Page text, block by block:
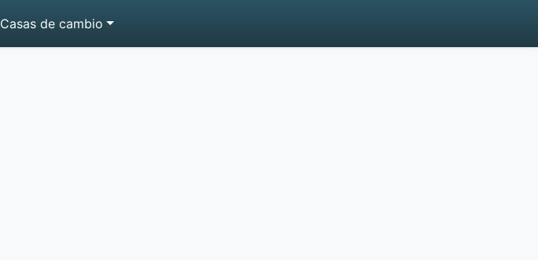
Casas de cambio